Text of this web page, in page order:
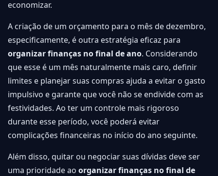
economizar.
A criação de um orçamento para o mês de dezembro,
especificamente, é outra estratégia eficaz para
organizar finanças no final de ano. Considerando
que esse é um mês naturalmente mais caro, definir
limites e planejar suas compras ajuda a evitar o gasto
impulsivo e garante que você não se endivide com as
festividades. Ao ter um controle mais rigoroso
durante esse período, você poderá evitar
complicações financeiras no início do ano seguinte.
Além disso, quitar ou negociar suas dívidas deve ser
uma prioridade ao organizar finanças no final de